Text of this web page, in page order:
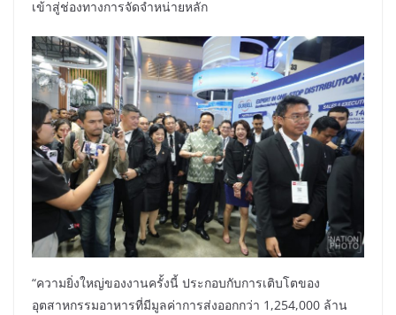
เข้าสู่ช่องทางการจัดจำหน่ายหลัก
“ความยิ่งใหญ่ของงานครั้งนี้ ประกอบกับการเติบโตของ
อุตสาหกรรมอาหารที่มีมูลค่าการส่งออกกว่า 1,254,000 ล้าน